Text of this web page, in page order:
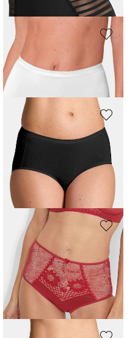
MEY
Slip en coton
18,95 €
NINA V. C.
Slip taille haute, lot de 4
27,97 €
Meilleur prix sur 30 jours** : 31,96 €
(-12%)
MISS MARY
Slip maxi en microfibre avec dentelle
24,95 €